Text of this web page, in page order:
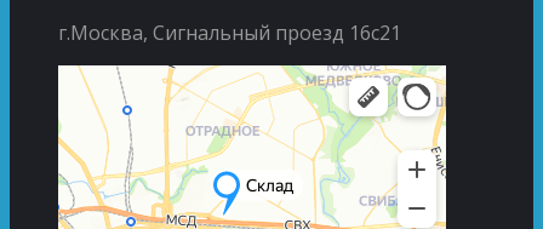
г.Москва, Сигнальный проезд 16с21